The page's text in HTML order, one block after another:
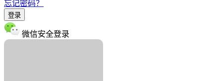
忘记密码？
登录
微信安全登录